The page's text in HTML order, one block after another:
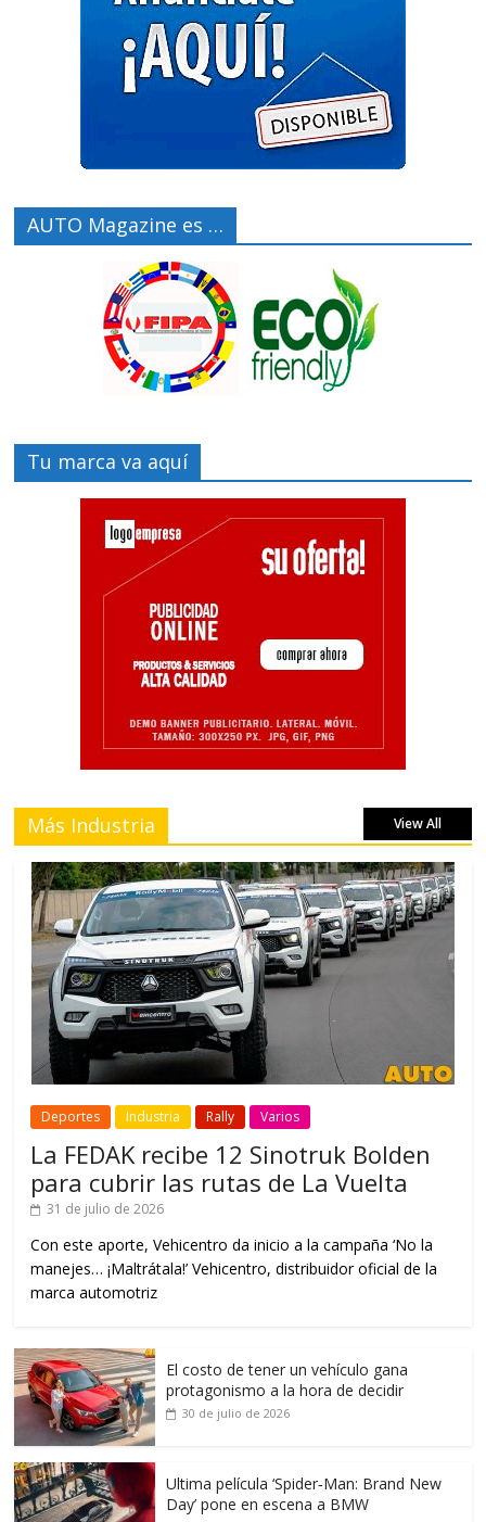
AUTO Magazine es …
Tu marca va aquí
Más Industria View All
Deportes Industria Rally Varios
La FEDAK recibe 12 Sinotruk Bolden
para cubrir las rutas de La Vuelta
31 de julio de 2026
Con este aporte, Vehicentro da inicio a la campaña ‘No la
manejes… ¡Maltrátala!’ Vehicentro, distribuidor oficial de la
marca automotriz
El costo de tener un vehículo gana
protagonismo a la hora de decidir
30 de julio de 2026
Ultima película ‘Spider‑Man: Brand New
Day’ pone en escena a BMW